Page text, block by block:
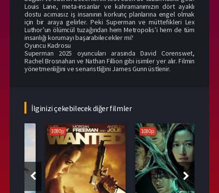
Louis Lane, meta-insanlar ve kahramanımızın dört ayaklı
dostu acımasız iş insanının korkunç planlarına engel olmak
için bir araya gelirler. Peki Superman ve müttefikleri Lex
Luthor’un ölümcül tuzağından hem Metropolis’i hem de tüm
insanlığı korumayı başarabilecekler mi?
Oyuncu Kadrosu
Superman 2025 oyuncuları arasında David Corenswet,
Rachel Brosnahan ve Nathan Fillion gibi isimler yer alır. Filmin
yönetmenliğini ve senaristliğini James Gunn üstlenir.
İlginizi çekebilecek diğer filmler
1080p